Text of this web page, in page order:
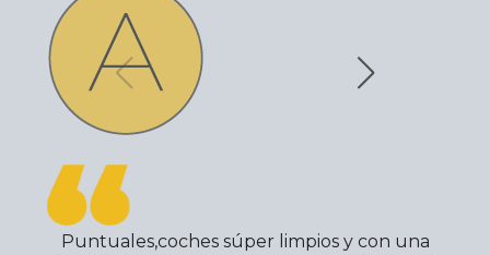
Puntuales,coches súper limpios y con una